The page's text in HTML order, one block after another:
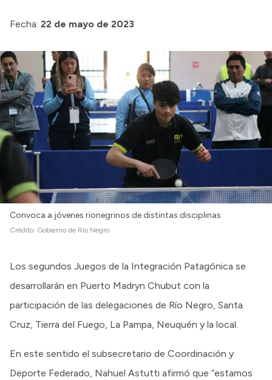
Compras y licitaciones
Consulta de pago a proveedores
Convocatorias
Intranet
Login
Fecha: 22 de mayo de 2023
Convoca a jóvenes rionegrinos de distintas disciplinas
Crédito: Gobierno de Río Negro
Los segundos Juegos de la Integración Patagónica se
desarrollarán en Puerto Madryn Chubut con la
participación de las delegaciones de Río Negro, Santa
Cruz, Tierra del Fuego, La Pampa, Neuquén y la local.
En este sentido el subsecretario de Coordinación y
Deporte Federado, Nahuel Astutti afirmó que “estamos